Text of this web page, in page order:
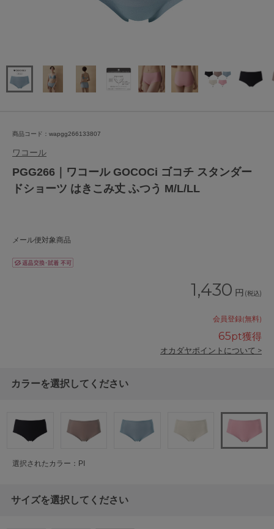
商品コード：wapgg266133807
ワコール
PGG266｜ワコール GOCOCi ゴコチ スタンダー
ドショーツ はきこみ丈 ふつう M/L/LL
メール便対象商品
1,430 円 (税込)
会員登録(無料)
65pt獲得
オカダヤポイントについて >
カラーを選択してください
選択されたカラー：PI
サイズを選択してください